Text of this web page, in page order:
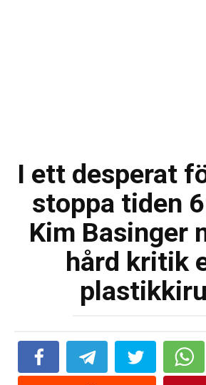
I ett desperat
stoppa tiden
Kim Basinger
hård kritik